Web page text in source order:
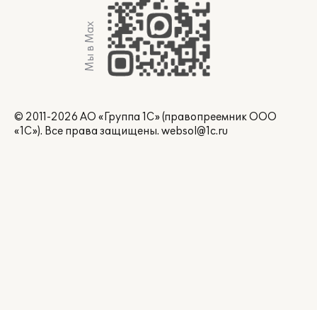
Мы в Max
© 2011-2026 АО «Группа 1С» (правопреемник ООО
«1С»). Все права защищены. websol@1c.ru